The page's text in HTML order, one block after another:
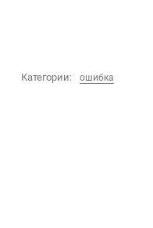
Категории: ошибка